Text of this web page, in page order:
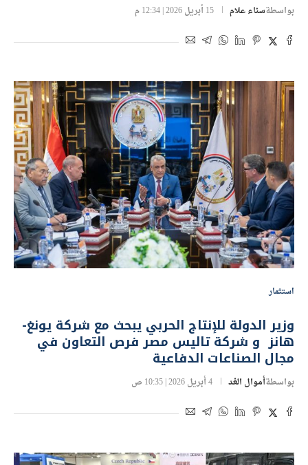
بواسطةسناء علام 15 أبريل 2026 | 12:34 م
استثمار
وزير الدولة للإنتاج الحربي يبحث مع شركة يونغ-
هانز و شركة تاليس مصر فرص التعاون في
مجال الصناعات الدفاعية
بواسطةأموال الغد 4 أبريل 2026 | 10:35 ص